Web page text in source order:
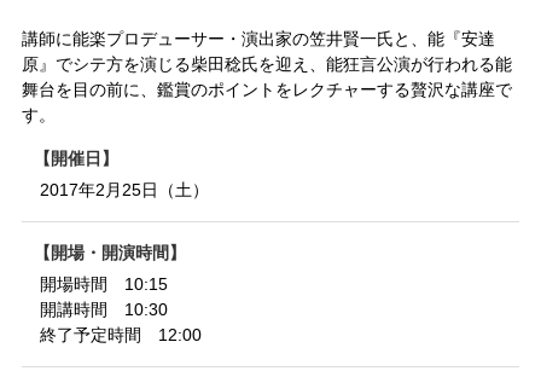
講師に能楽プロデューサー・演出家の笠井賢一氏と、能『安達
原』でシテ方を演じる柴田稔氏を迎え、能狂言公演が行われる能
舞台を目の前に、鑑賞のポイントをレクチャーする贅沢な講座で
す。
開催日
2017年2月25日（土）
開場・開演時間
開場時間 10:15
開講時間 10:30
終了予定時間 12:00